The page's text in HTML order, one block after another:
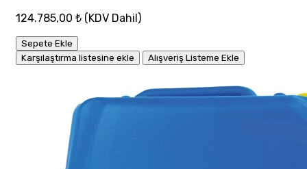
124.785,00 ₺ (KDV Dahil)
Sepete Ekle
Karşılaştırma listesine ekle
Alışveriş Listeme Ekle